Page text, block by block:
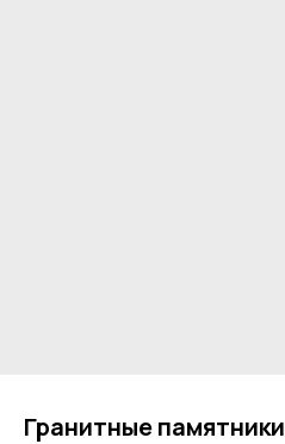
Гранитные памятники